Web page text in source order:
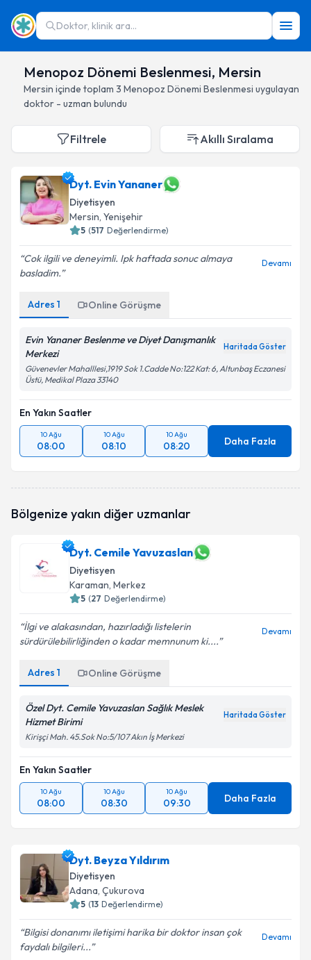
Doktor, klinik ara...
Menopoz Dönemi Beslenmesi, Mersin
Mersin içinde toplam 3 Menopoz Dönemi Beslenmesi uygulayan
doktor - uzman bulundu
Filtrele Akıllı Sıralama
Dyt. Evin Yananer
Diyetisyen
Mersin, Yenişehir
5 (517 Değerlendirme)
Cok ilgili ve deneyimli. Ipk haftada sonuc almaya
basladim.
Devamı
Adres 1 Online Görüşme
Evin Yananer Beslenme ve Diyet Danışmanlık
Merkezi
Haritada Göster
Güvenevler Mahalllesi,1919 Sok 1.Cadde No:122 Kat: 6, Altunbaş Eczanesi
Üstü, Medikal Plaza 33140
En Yakın Saatler
10 Ağu
08:00
10 Ağu
08:10
10 Ağu
08:20 Daha Fazla
Bölgenize yakın diğer uzmanlar
Dyt. Cemile Yavuzaslan
Diyetisyen
Karaman, Merkez
5 (27 Değerlendirme)
İlgi ve alakasından, hazırladığı listelerin
sürdürülebilirliğinden o kadar memnunum ki....
Devamı
Adres 1 Online Görüşme
Özel Dyt. Cemile Yavuzaslan Sağlık Meslek
Hizmet Birimi
Haritada Göster
Kirişçi Mah. 45.Sok No:5/107 Akın İş Merkezi
En Yakın Saatler
10 Ağu
08:00
10 Ağu
08:30
10 Ağu
09:30 Daha Fazla
Dyt. Beyza Yıldırım
Diyetisyen
Adana, Çukurova
5 (13 Değerlendirme)
Bilgisi donanımı iletişimi harika bir doktor insan çok
faydalı bilgileri...
Devamı